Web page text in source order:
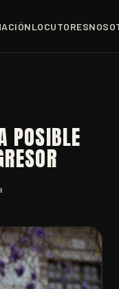
LOCUTORES
POSIBLE